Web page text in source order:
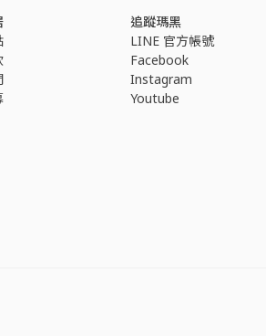
追蹤瑪黑
LINE 官方帳號
Facebook
Instagram
Youtube